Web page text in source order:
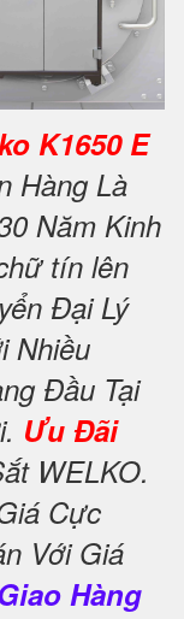
K1650 E
Hàng Là
Năm Kinh
tín lên
Đại Lý
Nhiều
Đầu Tại
Ưu Đãi
WELKO.
Cực
Với Giá
Hàng